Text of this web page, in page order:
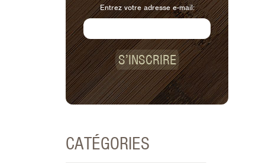
ceux qui sont bons pour votre cœur et
vos vaisseaux sanguins. Une bonne
circulation sanguine est importante
pour un cerveau sain.
Entrez votre adresse e-mail:
S’INSCRIRE
CATÉGORIES